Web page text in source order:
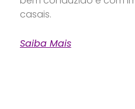
casais.
Saiba Mais